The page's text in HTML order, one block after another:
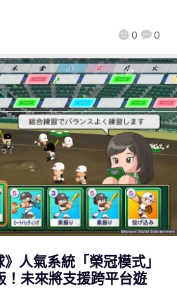
0 0
人氣系統「榮冠模式」
！未來將支援跨平台遊